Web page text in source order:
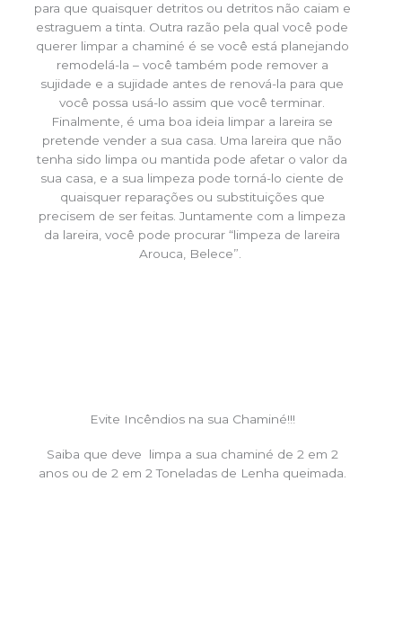
para que quaisquer detritos ou detritos não caiam e
estraguem a tinta. Outra razão pela qual você pode
querer limpar a chaminé é se você está planejando
remodelá-la – você também pode remover a
sujidade e a sujidade antes de renová-la para que
você possa usá-lo assim que você terminar.
Finalmente, é uma boa ideia limpar a lareira se
pretende vender a sua casa. Uma lareira que não
tenha sido limpa ou mantida pode afetar o valor da
sua casa, e a sua limpeza pode torná-lo ciente de
quaisquer reparações ou substituições que
precisem de ser feitas. Juntamente com a limpeza
da lareira, você pode procurar “limpeza de lareira
Arouca, Belece”.
Evite Incêndios na sua Chaminé!!!
Saiba que deve limpa a sua chaminé de 2 em 2
anos ou de 2 em 2 Toneladas de Lenha queimada.